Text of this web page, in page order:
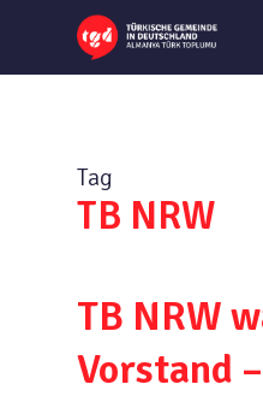
main
Tag
TB NRW
TB NRW
Vorstand